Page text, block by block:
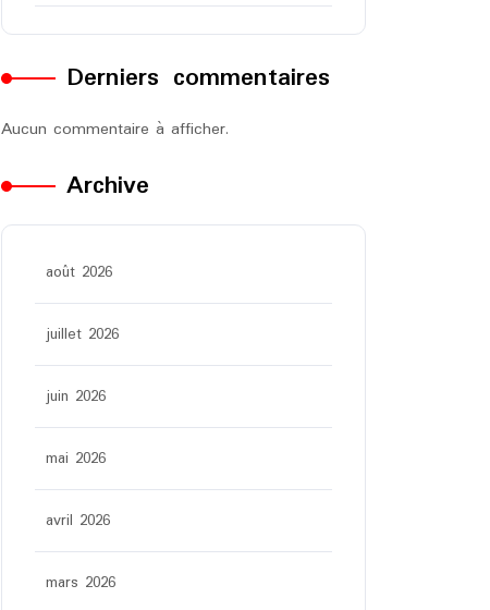
Derniers commentaires
Aucun commentaire à afficher.
Archive
août 2026
juillet 2026
juin 2026
mai 2026
avril 2026
mars 2026